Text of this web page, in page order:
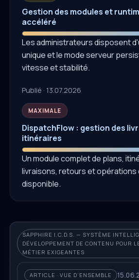
Gestion des modules et
accéléré
Les administrateurs disposent
unique et le mode serveur
vitesse et stabilité.
Publié · 13.07.2026
MAXIMALE
DispatchFlow : gestion des
itinéraires
Un module complet de plans,
livraisons, retours et
disponible.
SAPPHIRE I.C.D.S. — SYSTÈME
DÉVELOPPEMENT DE CONTENU POUR
MÉTIER EXIGEANTES
ARTICLE · VUE D’ENSEMBLE